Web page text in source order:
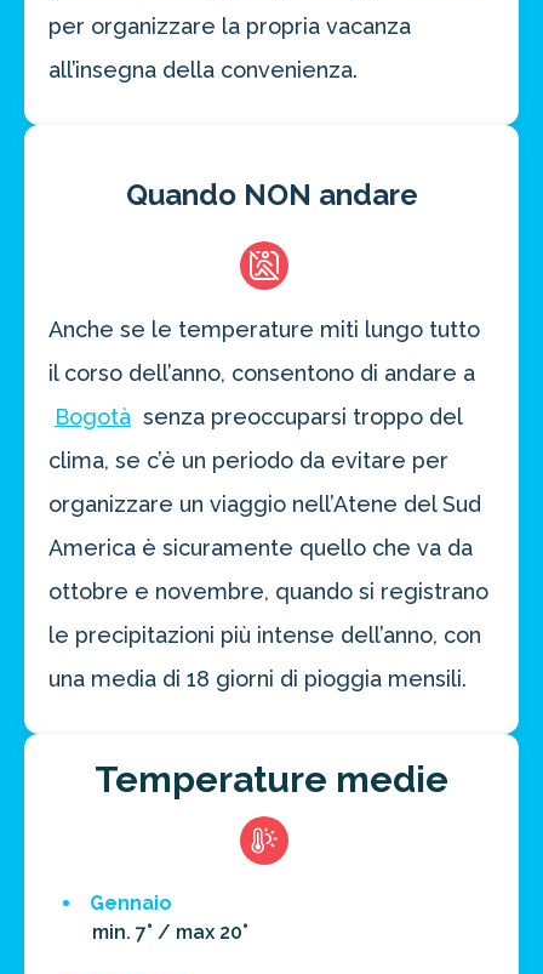
per organizzare la propria vacanza
all’insegna della convenienza.
Quando NON andare
Anche se le temperature miti lungo tutto
il corso dell’anno, consentono di andare a
Bogotà senza preoccuparsi troppo del
clima, se c’è un periodo da evitare per
organizzare un viaggio nell’Atene del Sud
America è sicuramente quello che va da
ottobre e novembre, quando si registrano
le precipitazioni più intense dell’anno, con
una media di 18 giorni di pioggia mensili.
Temperature medie
Gennaio
min. 7° / max 20°
Risparmia oltre il 21%!
approfitta del nostro 4-2-1
4 promozioni, 2 omaggi e 1 Novità!
ATTIVA OFFERTA